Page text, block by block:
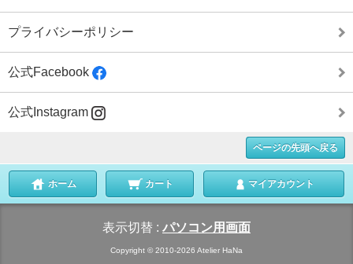
プライバシーポリシー
公式Facebook
公式Instagram
ページの先頭へ戻る
ホーム カート マイアカウント
表示切替 : パソコン用画面
Copyright © 2010-2026 Atelier HaNa